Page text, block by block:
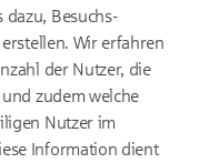
Besuchs-
Wir erfahren
der Nutzer, die
zudem welche
Nutzer im
Information dient